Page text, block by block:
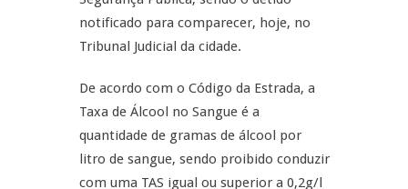
notificado para comparecer, hoje, no
Tribunal Judicial da cidade.
De acordo com o Código da Estrada, a
Taxa de Álcool no Sangue é a
quantidade de gramas de álcool por
litro de sangue, sendo proibido conduzir
com uma TAS igual ou superior a 0,2g/l